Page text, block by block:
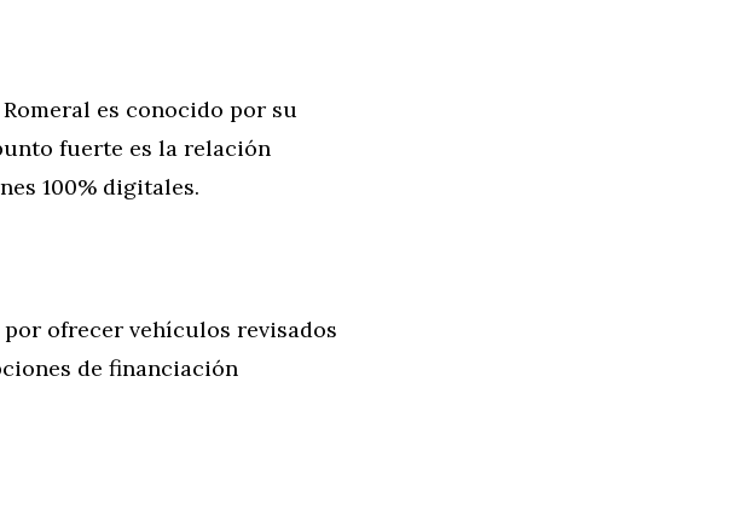
es conocido por su
fuerte es la relación
100% digitales.
por ofrecer vehículos revisados
de financiación